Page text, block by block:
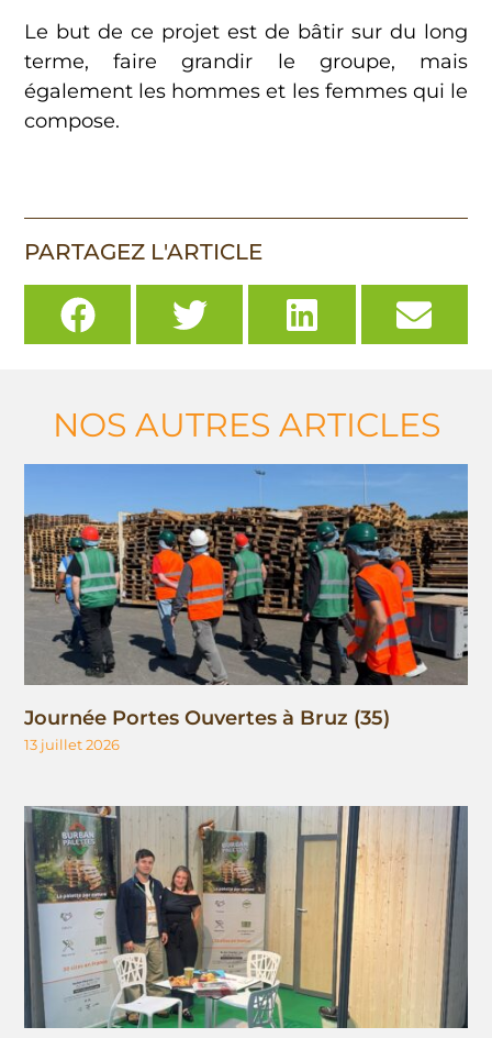
Le but de ce projet est de bâtir sur du long
terme, faire grandir le groupe, mais
également les hommes et les femmes qui le
compose.
PARTAGEZ L'ARTICLE
NOS AUTRES ARTICLES
Journée Portes Ouvertes à Bruz (35)
13 juillet 2026